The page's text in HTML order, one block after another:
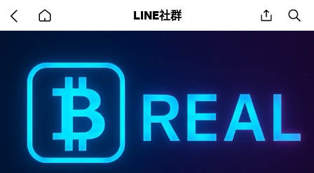
back
to
LINE社群 share